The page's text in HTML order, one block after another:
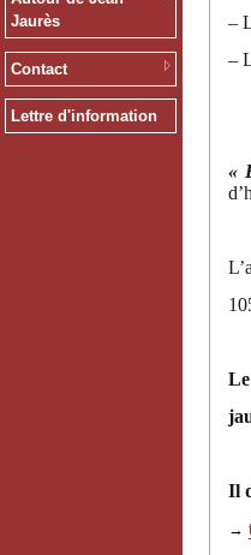
Jaurès
Contact
Lettre d'information
–
–
«
Il
→